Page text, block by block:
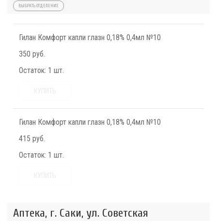
ВЫБРАТЬ ОТДЕЛЕНИЕ
Гилан Комфорт капли глазн 0,18% 0,4мл №10
350 руб.
Остаток: 1 шт.
Гилан Комфорт капли глазн 0,18% 0,4мл №10
415 руб.
Остаток: 1 шт.
Аптека, г. Саки, ул. Советская